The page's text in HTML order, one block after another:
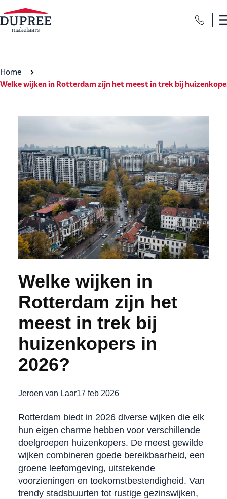
Home
Welke wijken in Rotterdam zijn het meest in trek bij
Welke wijken in
Rotterdam zijn het
meest in trek bij
huizenkopers in
2026?
Jeroen van Laar17 feb 2026
Rotterdam biedt in 2026 diverse wijken die elk
hun eigen charme hebben voor verschillende
doelgroepen huizenkopers. De meest gewilde
wijken combineren goede bereikbaarheid, een
groene leefomgeving, uitstekende
voorzieningen en toekomstbestendigheid. Van
trendy stadsbuurten tot rustige gezinswijken,